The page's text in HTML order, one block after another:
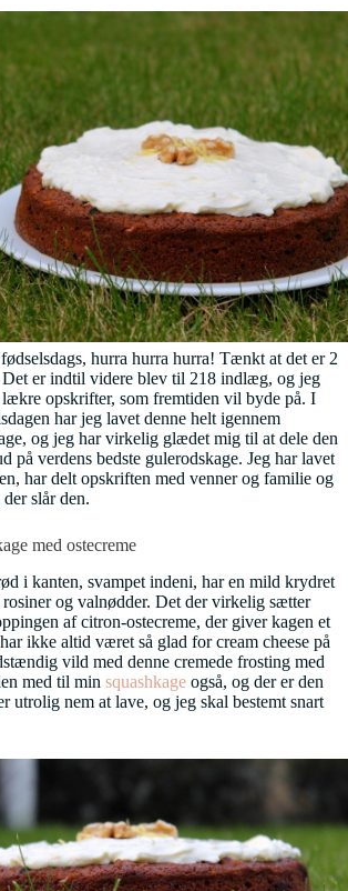
hurra hurra hurra! Tænkt at det er 2
Det er indtil videre blev til 218 indlæg, og jeg
opskrifter, som fremtiden vil byde på. I
har jeg lavet denne helt igennem
og jeg har virkelig glædet mig til at dele den
på verdens bedste gulerodskage. Jeg har lavet
har delt opskriften med venner og familie og
slår den.
med ostecreme
i kanten, svampet indeni, har en mild krydret
og valnødder. Det der virkelig sætter
af citron-ostecreme, der giver kagen et
ikke altid været så glad for cream cheese på
vild med denne cremede frosting med
med til min squashkage også, og der er den
utrolig nem at lave, og jeg skal bestemt snart